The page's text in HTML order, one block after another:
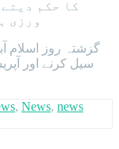
کا حکم
گزشتہ روز اسلام
سیل کرنے اور
, News, news